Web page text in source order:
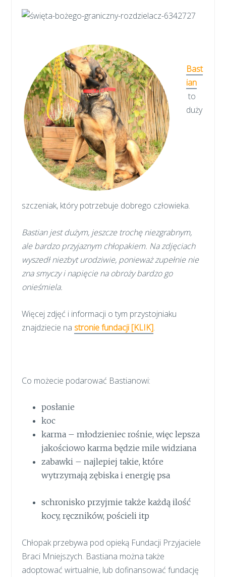
Bast
ian
to
duży
szczeniak, który potrzebuje dobrego człowieka.
Bastian jest dużym, jeszcze trochę niezgrabnym,
ale bardzo przyjaznym chłopakiem. Na zdjęciach
wyszedł niezbyt urodziwie, ponieważ zupełnie nie
zna smyczy i napięcie na obroży bardzo go
onieśmiela.
Więcej zdjęć i informacji o tym przystojniaku
znajdziecie na stronie fundacji [KLIK].
Co możecie podarować Bastianowi:
posłanie
koc
karma – młodzieniec rośnie, więc lepsza
jakościowo karma będzie mile widziana
zabawki – najlepiej takie, które
wytrzymają zębiska i energię psa
schronisko przyjmie także każdą ilość
kocy, ręczników, pościeli itp
Chłopak przebywa pod opieką Fundacji Przyjaciele
Braci Mniejszych. Bastiana można także
adoptować wirtualnie, lub dofinansować fundację